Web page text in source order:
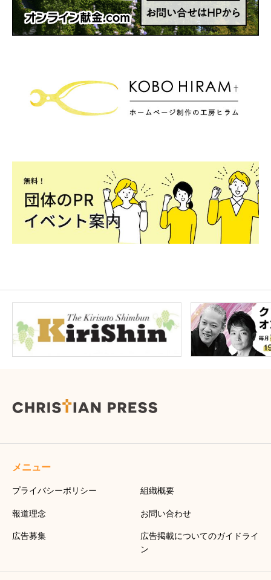
メニュー
プライバシーポリシー 組織概要
報道理念 お問い合わせ
広告募集
広告掲載についてのガイドライ
ン